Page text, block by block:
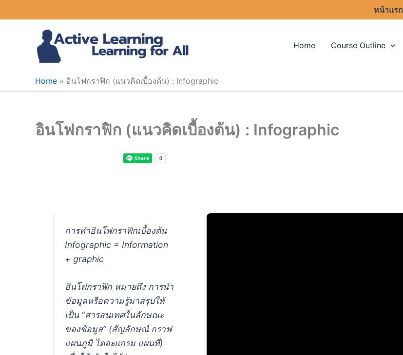
to
หน้าแรก
Home Course Outline
Home อินโฟกราฟิก (แนวคิดเบื้องต้น) : Infographic
อินโฟกราฟิก (แนวคิดเบื้องต้น) : Infographic
การทำอินโฟกราฟิกเบื้องต้น
Infographic = Information
+ graphic
อินโฟกราฟิก หมายถึง การนำ
ข้อมูลหรือความรู้มาสรุปให้
เป็น “สารสนเทศในลักษณะ
ของข้อมูล” (สัญลักษณ์ กราฟ
แผนภูมิ ไดอะแกรม แผนที่)